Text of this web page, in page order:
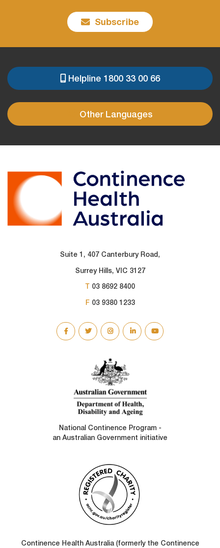
Subscribe
PRE
FOOTER
Helpline 1800 33 00 66
Other Languages
Suite 1, 407 Canterbury Road,
Surrey Hills, VIC 3127
T 03 8692 8400
F 03 9380 1233
National Continence Program -
an Australian Government initiative
Continence Health Australia (formerly the Continence